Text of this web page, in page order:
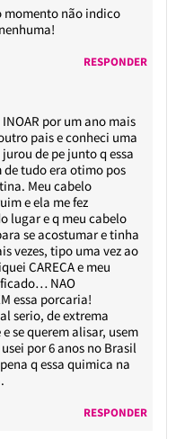
momento não indico
RESPONDER
INOAR por um ano mais
pais e conheci uma
de pe junto q essa
tudo era otimo pos
Meu cabelo
e ela me fez
lugar e q meu cabelo
se acostumar e tinha
vezes, tipo uma vez ao
CARECA e meu
NAO
essa porcaria!
serio, de extrema
se querem alisar, usem
por 6 anos no Brasil
q essa quimica na
RESPONDER